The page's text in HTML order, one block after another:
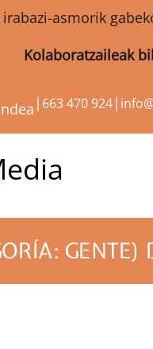
irabazi-asmorik
Kolaboratzaileak
| 663 470 924|
GENTE)